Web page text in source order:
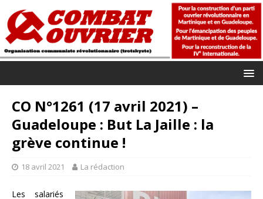
CO N°1261 (17 avril 2021) –
Guadeloupe : But La Jaille : la
grève continue !
18 avril 2021 La rédaction
Les salariés